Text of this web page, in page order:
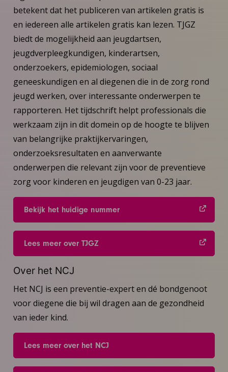
betekent dat het publiceren van artikelen gratis is
en iedereen alle artikelen gratis kan lezen. TJGZ
biedt de mogelijkheid aan jeugdartsen,
jeugdverpleegkundigen, kinderartsen,
onderzoekers, epidemiologen, sociaal
geneeskundigen en al diegenen die in de zorg rond
jeugd werken, over interessante onderwerpen te
rapporteren. Het tijdschrift helpt professionals die
werkzaam zijn in dit domein op de hoogte te blijven
van belangrijke praktijkervaringen,
onderzoeksresultaten en aanverwante
onderwerpen die relevant zijn voor de preventieve
zorg voor kinderen en jeugdigen van 0-23 jaar.
Bekijk het huidige nummer
Lees meer over TJGZ
Over het NCJ
Het NCJ is een preventie-expert en dé bondgenoot
voor diegene die bij wil dragen aan de gezondheid
van ieder kind.
Lees meer over het NCJ